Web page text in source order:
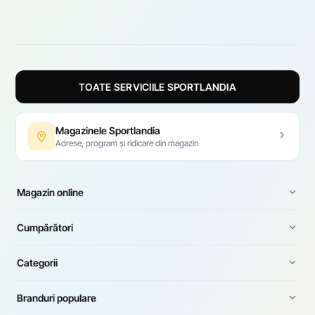
TOATE SERVICIILE SPORTLANDIA
Magazinele Sportlandia
Adrese, program și ridicare din magazin
Magazin online
Cumpărători
Categorii
Branduri populare